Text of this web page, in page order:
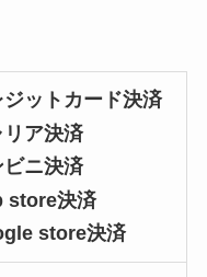
ジットカード決済
リア決済
ビニ決済
store決済
store決済